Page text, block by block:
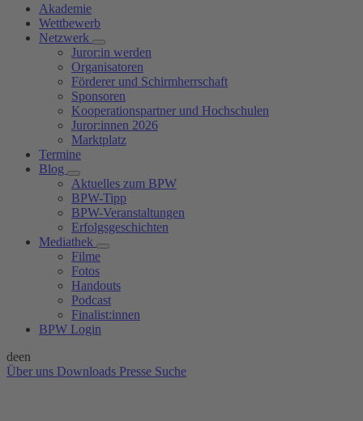
Akademie
Wettbewerb
Netzwerk
Juror:in werden
Organisatoren
Förderer und Schirmherrschaft
Sponsoren
Kooperationspartner und Hochschulen
Juror:innen 2026
Marktplatz
Termine
Blog
Aktuelles zum BPW
BPW-Tipp
BPW-Veranstaltungen
Erfolgsgeschichten
Mediathek
Filme
Fotos
Handouts
Podcast
Finalist:innen
BPW Login
deen
Über uns Downloads Presse Suche